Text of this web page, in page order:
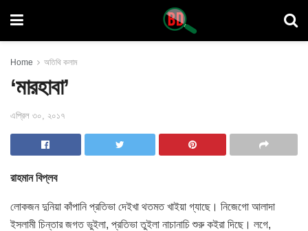
Home অতিথি কলাম
‘মারহাবা’
এপ্রিল ৩০, ২০১৭
রাহমান বিপ্লব
লোকজন দুনিয়া কাঁপানি প্রতিভা দেইখা থতমত খাইয়া গ্যাছে। নিজেগো আলাদা
ইসলামী চিন্তার জগত ভুইলা, প্রতিভা তুইলা নাচানাচি শুরু কইরা দিছে। লগে,